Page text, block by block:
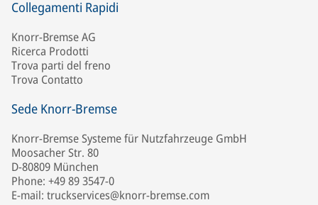
Collegamenti Rapidi
Knorr-Bremse AG
Ricerca Prodotti
Trova parti del freno
Trova Contatto
Sede Knorr-Bremse
Knorr-Bremse Systeme für Nutzfahrzeuge GmbH
Moosacher Str. 80
D-80809 München
Phone: +49 89 3547-0
E-mail: truckservices@knorr-bremse.com